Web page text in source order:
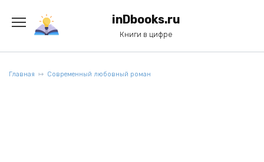
содержанию
inDbooks.ru
Книги в цифре
Главная Современный любовный роман